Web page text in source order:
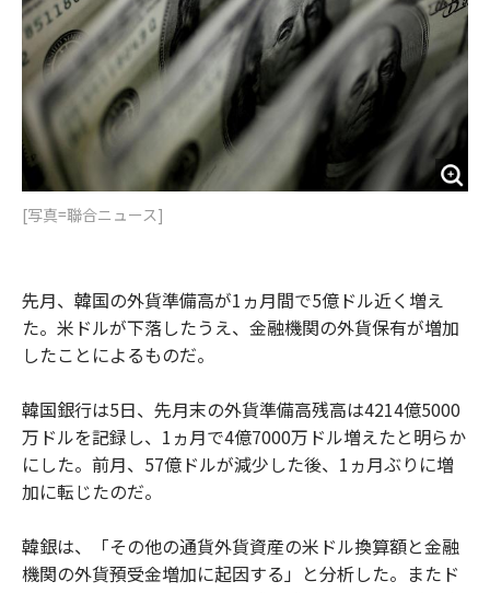
[写真=聯合ニュース]
先月、韓国の外貨準備高が1ヵ月間で5億ドル近く増え
た。米ドルが下落したうえ、金融機関の外貨保有が増加
したことによるものだ。
韓国銀行は5日、先月末の外貨準備高残高は4214億5000
万ドルを記録し、1ヵ月で4億7000万ドル増えたと明らか
にした。前月、57億ドルが減少した後、1ヵ月ぶりに増
加に転じたのだ。
韓銀は、「その他の通貨外貨資産の米ドル換算額と金融
機関の外貨預受金増加に起因する」と分析した。またド